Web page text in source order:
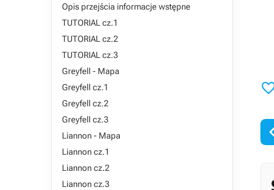
Opis przejścia informacje wstępne
TUTORIAL cz.1
TUTORIAL cz.2
TUTORIAL cz.3
Greyfell - Mapa
Greyfell cz.1
Greyfell cz.2
Greyfell cz.3
Liannon - Mapa
Liannon cz.1
Liannon cz.2
Liannon cz.3